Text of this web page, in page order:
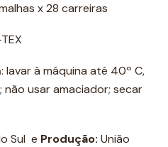
x 28 carreiras
: lavar à máquina até 40º C,
usar amaciador; secar
Sul e Produção: União